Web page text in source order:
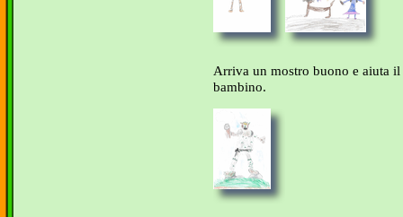
Arriva un mostro buono e aiuta
bambino.